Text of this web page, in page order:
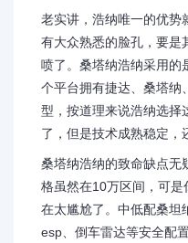
老实讲，浩纳唯一的优势
有大众熟悉的脸孔，要是
喷了。桑塔纳浩纳采用的
个平台拥有捷达、桑塔纳
型，按道理来说浩纳选择
了，但是技术成熟稳定，
桑塔纳浩纳的致命缺点无
格虽然在10万区间，可
在太尴尬了。中低配桑坦
esp、倒车雷达等安全配